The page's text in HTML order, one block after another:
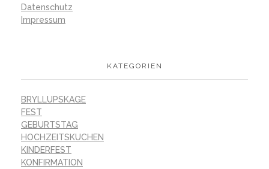
Datenschutz
Impressum
KATEGORIEN
BRYLLUPSKAGE
FEST
GEBURTSTAG
HOCHZEITSKUCHEN
KINDERFEST
KONFIRMATION